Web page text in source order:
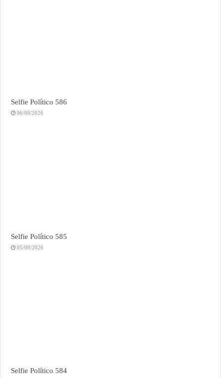
Selfie Político 586
06/08/2026
Selfie Político 585
05/08/2026
Selfie Político 584